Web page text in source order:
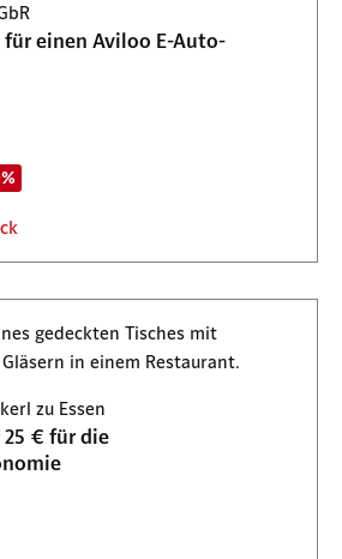
einen Aviloo E-Auto-
zu Essen
€ für die